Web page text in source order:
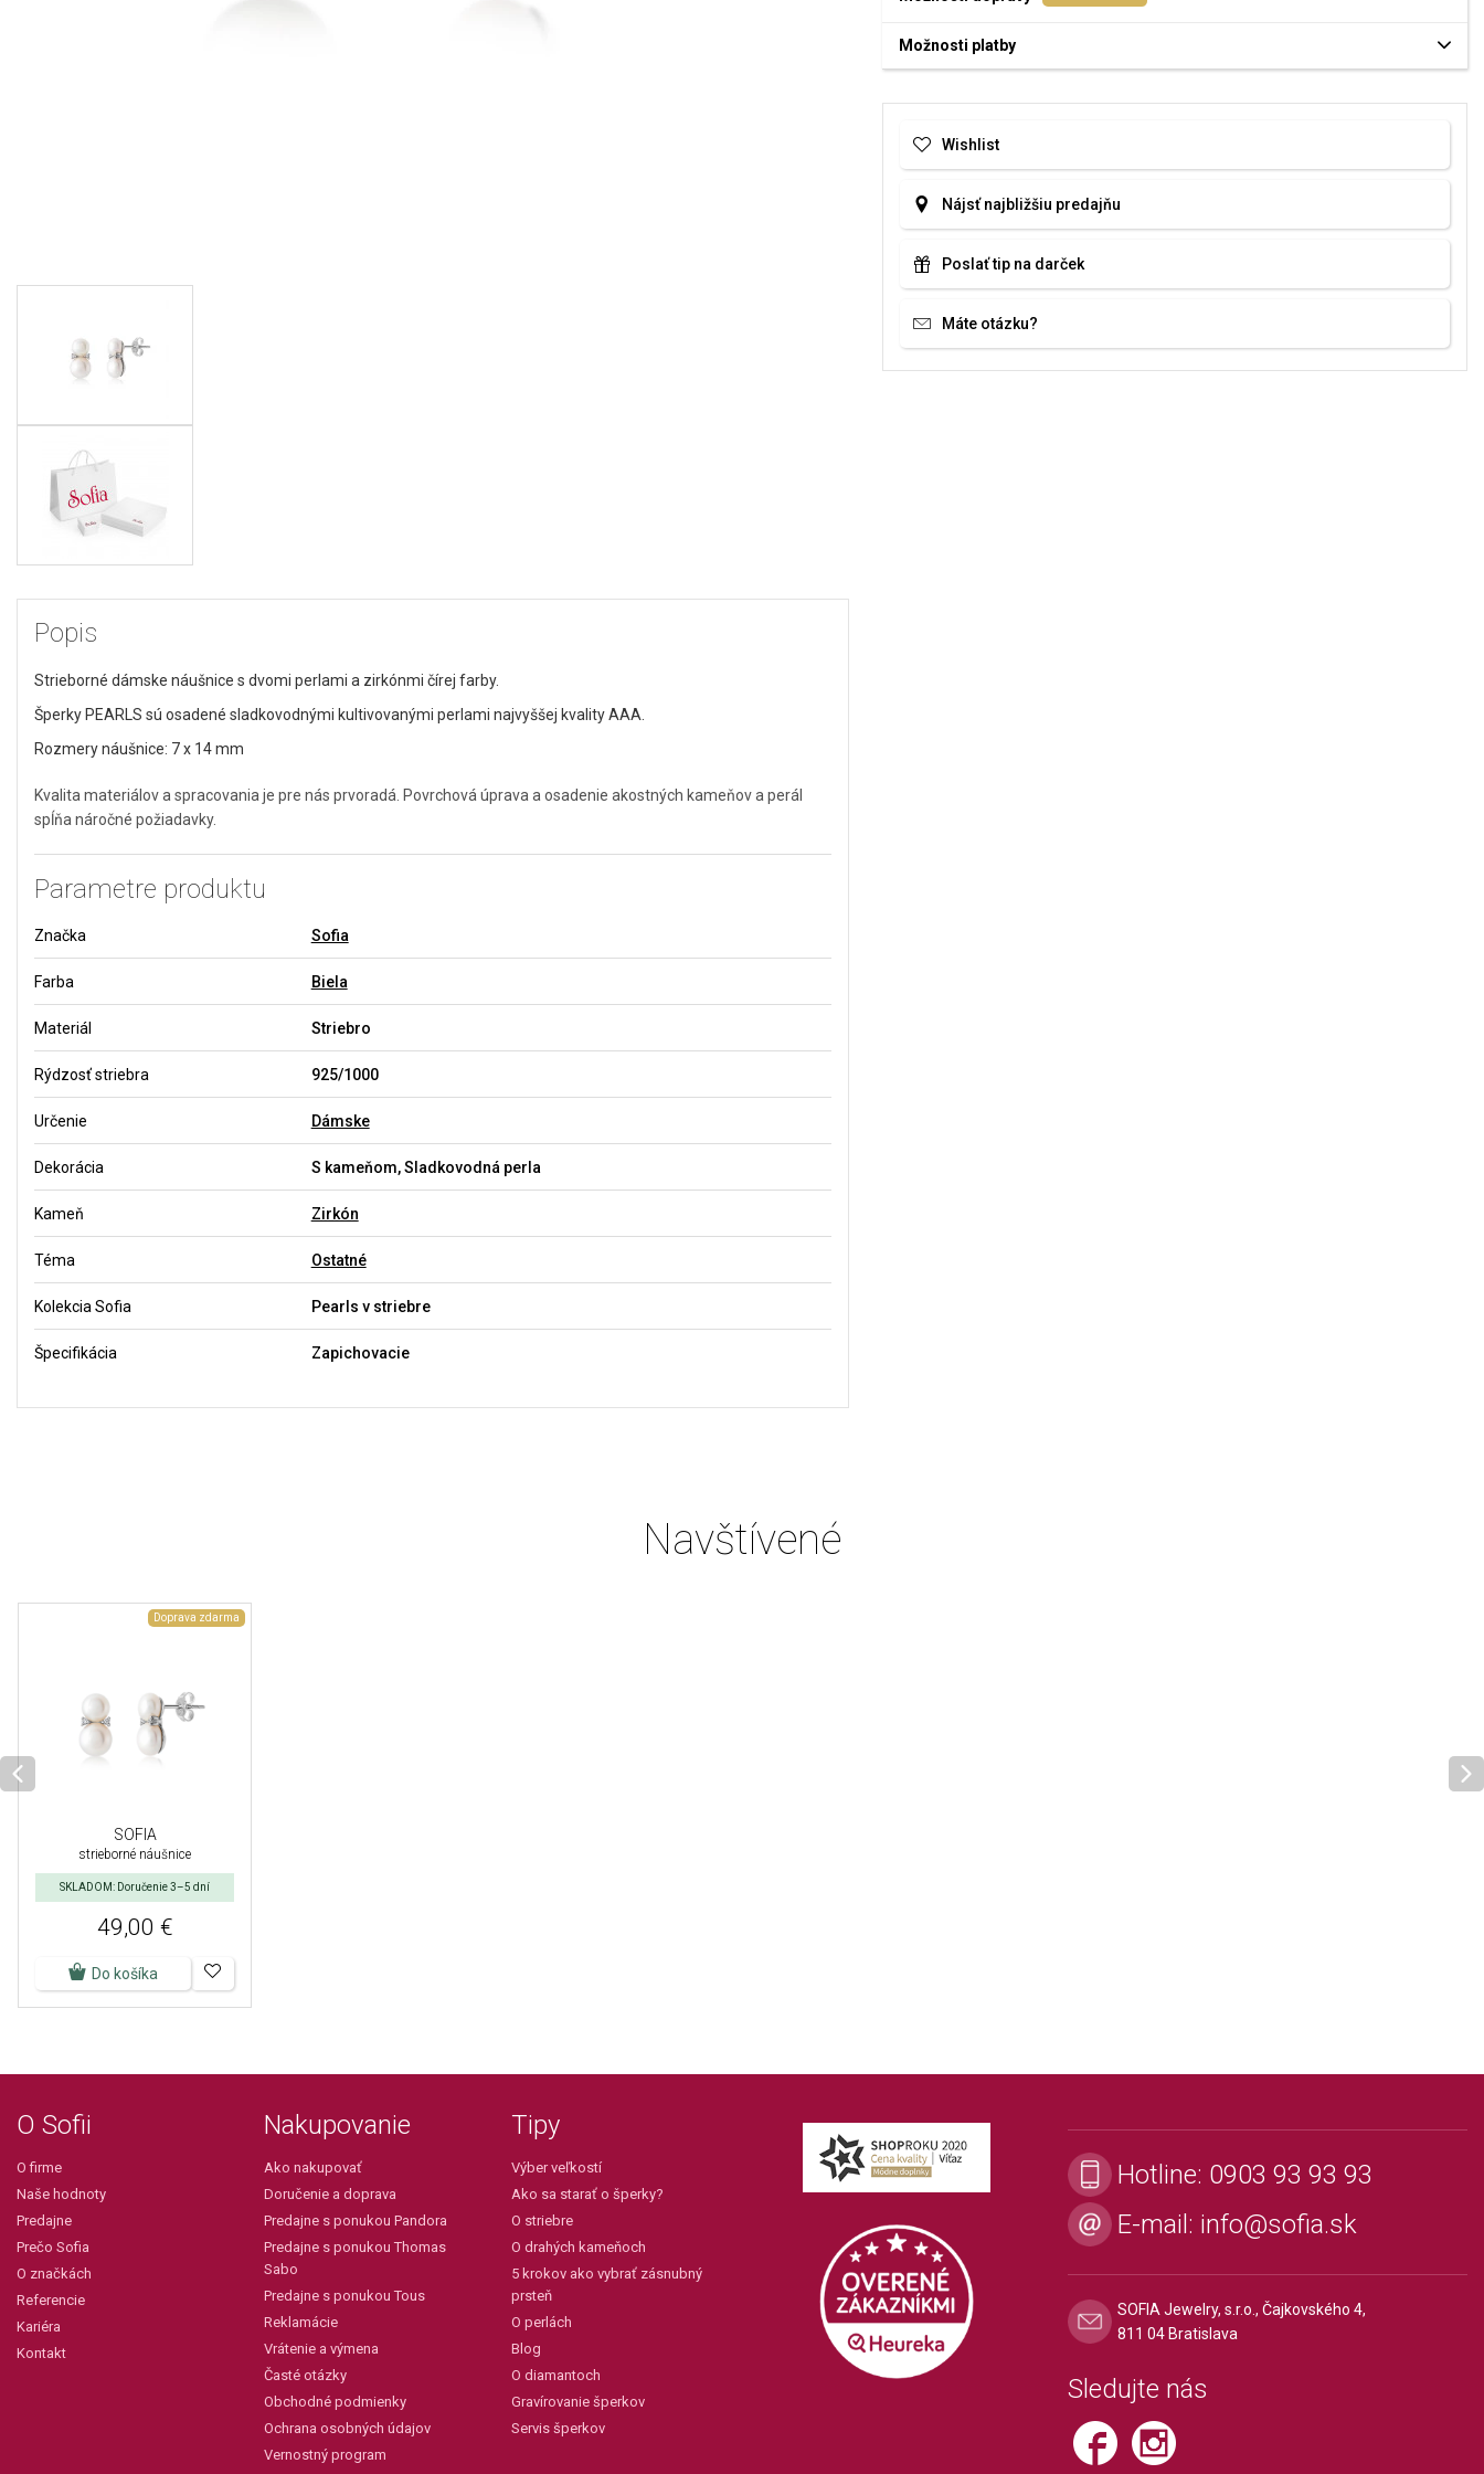
Popis
Strieborné dámske náušnice s dvomi perlami a zirkónmi čírej farby.
Šperky PEARLS sú osadené sladkovodnými kultivovanými perlami najvyššej kvality AAA.
Rozmery náušnice: 7 x 14 mm
Kvalita materiálov a spracovania je pre nás prvoradá. Povrchová úprava a osadenie akostných kameňov a perál
spĺňa náročné požiadavky.
Parametre produktu
Značka Sofia
Farba Biela
Materiál Striebro
Rýdzosť striebra 925/1000
Určenie Dámske
Dekorácia S kameňom, Sladkovodná perla
Kameň Zirkón
Téma Ostatné
Kolekcia Sofia Pearls v striebre
Špecifikácia Zapichovacie
Možnosti platby
Wishlist
Nájsť najbližšiu predajňu
Poslať tip na darček
Máte otázku?
Navštívené
Doprava zdarma
SOFIA
strieborné náušnice
SKLADOM: Doručenie 3–5 dní
49,00 €
Do košíka
O Sofii
O firme
Naše hodnoty
Predajne
Prečo Sofia
O značkách
Referencie
Kariéra
Kontakt
Nakupovanie
Ako nakupovať
Doručenie a doprava
Predajne s ponukou Pandora
Predajne s ponukou Thomas
Sabo
Predajne s ponukou Tous
Reklamácie
Vrátenie a výmena
Časté otázky
Obchodné podmienky
Ochrana osobných údajov
Vernostný program
Tipy
Výber veľkostí
Ako sa starať o šperky?
O striebre
O drahých kameňoch
5 krokov ako vybrať zásnubný
prsteň
O perlách
Blog
O diamantoch
Gravírovanie šperkov
Servis šperkov
Hotline: 0903 93 93 93
E-mail: info@sofia.sk
SOFIA Jewelry, s.r.o., Čajkovského 4,
811 04 Bratislava
Sledujte nás